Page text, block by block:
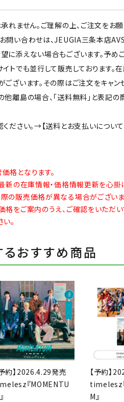
ません。ご理解の上、ご注文をお願
い合わせは、JEUGIA三条本店
添えない場合もございます。予めご
でも並行して販売しております。
ざいます。その際はご注文をキャン
離島の場合、「送料無料」と表記
ださい。→【送料とお支払いについて
格となります。
新の在庫情報・価格情報更新を心
の販売価格が異なる場合がございま
をご案内のうえ、ご確認をいただい
。
おすすめ商品
約】2026.4.29発売
『MOMENTU
【予約】
timelesz
M』